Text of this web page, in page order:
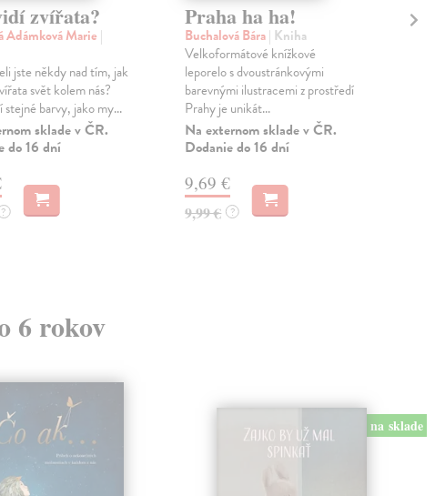
zvířata?
Adámková Marie |
jste někdy nad tím, jak
svět kolem nás?
stejné barvy, jako my...
sklade v ČR.
do 16 dní
?
Praha ha ha!
Buchalová Bára| Kniha
Velkoformátové knížkové
leporelo s dvoustránkovými
barevnými ilustracemi z prostředí
Prahy je unikát...
Na externom sklade v ČR.
Dodanie do 16 dní
9,69 €
9,99 € ?
6 rokov
na sklade